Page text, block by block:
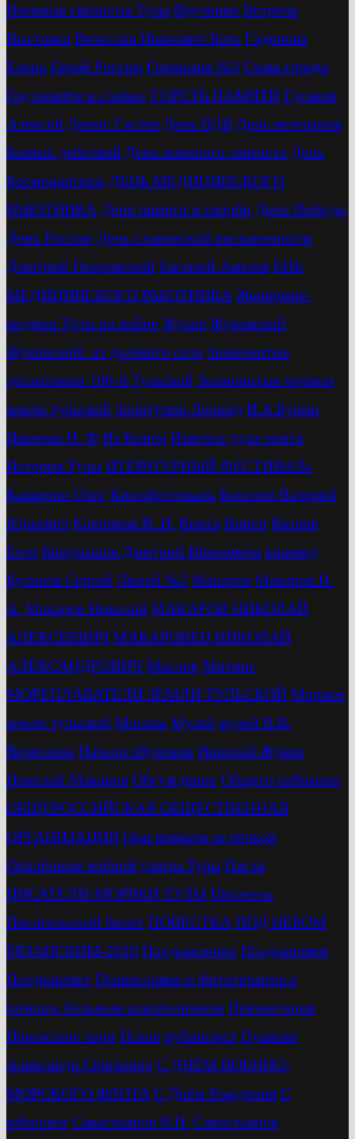
Военные связисты Тулы Вручение Встреча
Выставка Вячеслав Иванович Боть Гаденова
Елена Герой России Гимназия №3 Глава города
Год памяти и славы» ГОРСТЬ ПАМЯТИ Гусаков
Алексей Денис Гастев День ВДВ День ветеранов
боевых действий День военного связиста День
Космонавтики ДЕНЬ МЕДИЦИНСКОГО
РАБОТНИКА День памяти и скорби День Победы
День России День славянской письменности
Дмитрий Покровский Евгений Авилов ЕНЬ
МЕДИЦИНСКОГО РАБОТНИКА Женщины-
медики Тулы на войне Жуков Жуковский
Жуковский: из далёкого села Знаменитые
десантники 106-й Тульской Знаменитые моряки
земли тульской Золотухин Леонид И.А.Бунин
Иванова Н. Ф Из Книги Извечна духа маята
История Тулы ИТЕРАТУРНЫЙ ФЕСТИВАЛь
Каширин Олег Кинофестиваль Киселев Валерий
Юрьевич Клепиков В. И. Книга Книги Козлов
Егор Кондрашов Дмитрий Ивановича краевед
Куликов Сергей Лицей №2 Макаров Макаров Н.
А. Макаров Николай МАКАРОВ НИКОЛАЙ
АЛЕКСЕЕВИЧ МАКАРОВЕЦ НИКОЛАЙ
АЛЕКСАНДРОВИЧ Маслов Митинг
МОРЕПЛАВАТЕЛИ ЗЕМЛИ ТУЛЬСКОЙ Моряки
земли тульской Москва Музей музей В.В.
Вересаева Начало обучения Николай Жуков
Николай Макаров Обсуждение Общего собрания
ОБЩЕРОССИЙСКАЯ ОБЩЕСТВЕННАЯ
ОРГАНИЗАЦИЯ Они воевали за речкой
Опалённые войной улицы Тулы Пасха
ПИСАТЕЛИ-МОРЯКИ ТУЛЫ Писатель
Писательский билет ПОВЕСТКА ПОД НЕБОМ
РЯЗАНСКИМ-2019 Поздравление Поздравляем
Поздравляет Православие и фитотерапия в
помощь больным алкоголизмом Презентация
Приокские зори Псков публицист Пушкин
Александр Сергеевич С ДНЁМ ВОЕННО-
МОРСКОГО ФЛОТА С Днём Рождения С
юбиллем Савастьянов В.Н. Савостьянов